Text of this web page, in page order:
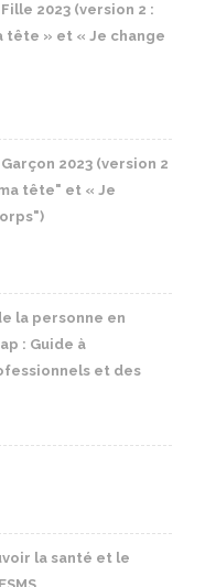
2023 (version 2 :
tête » et « Je change
2023 (version 2
tête" et « Je
la personne en
: Guide à
et des
la santé et le